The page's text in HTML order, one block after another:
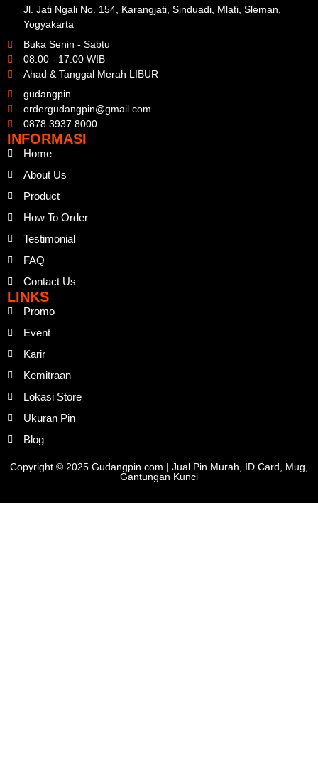
Jl. Jati Ngali No. 154, Karangjati, Sinduadi, Mlati, Sleman,
Yogyakarta
Buka Senin - Sabtu
08.00 - 17.00 WIB
Ahad & Tanggal Merah LIBUR
gudangpin
ordergudangpin@gmail.com
0878 3937 8000
INFORMASI
Home
About Us
Product
How To Order
Testimonial
FAQ
Contact Us
LINKS
Promo
Event
Karir
Kemitraan
Lokasi Store
Ukuran Pin
Blog
Copyright © 2025 Gudangpin.com | Jual Pin Murah, ID Card, Mug,
Gantungan Kunci